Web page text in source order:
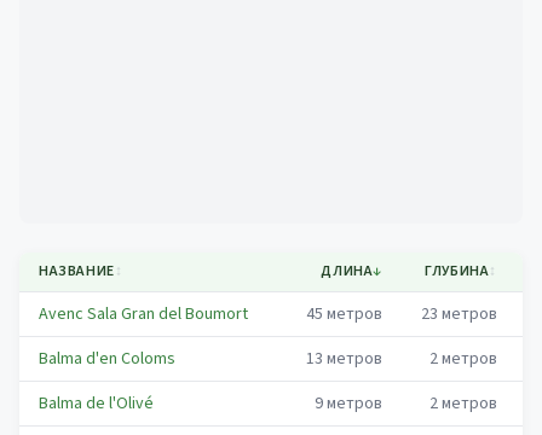
НАЗВАНИЕ↕ ДЛИНА↓ ГЛУБИНА↕
Avenc Sala Gran del Boumort 45 метров 23 метров
Balma d'en Coloms
13 метров 2метров
Balma de l'Olivé
9метров 2метров